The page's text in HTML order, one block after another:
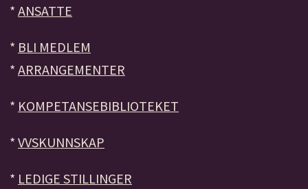
* ANSATTE
* BLI MEDLEM
* ARRANGEMENTER
* KOMPETANSEBIBLIOTEKET
* VVSKUNNSKAP
* LEDIGE STILLINGER